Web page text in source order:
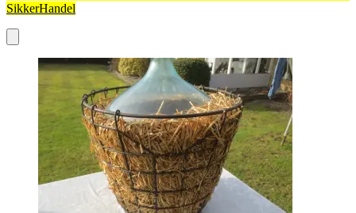
SikkerHandel